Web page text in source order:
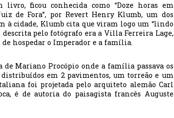
ficou conhecida como “Doze horas em
de Fora”, por Revert Henry Klumb, um dos
à cidade, Klumb cita que viram logo um “lindo
descrita pelo fotógrafo era a Villa Ferreira Lage,
hospedar o Imperador e a família.
Mariano Procópio onde a família passava os
distribuídos em 2 pavimentos, um torreão e um
foi projetada pelo arquiteto alemão Carl
é de autoria do paisagista francês Auguste